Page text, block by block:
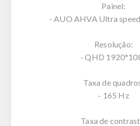
Painel:
- AUO AHVA Ultra
Resolução:
- QHD
Taxa de
- 165 Hz
Taxa de